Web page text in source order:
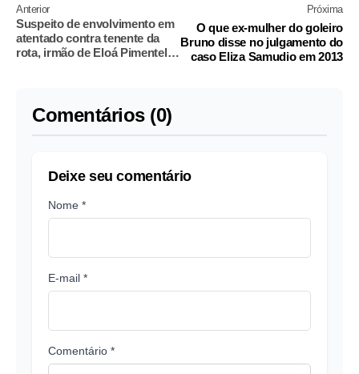
Anterior
Suspeito de envolvimento em
atentado contra tenente da
rota, irmão de Eloá Pimentel, é
Próxima
O que ex-mulher do goleiro
Bruno disse no julgamento do
caso Eliza Samudio em 2013
Comentários (0)
Deixe seu comentário
Nome *
E-mail *
Comentário *